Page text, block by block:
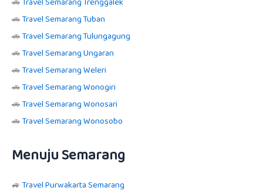
🚗Travel Semarang Tuban
🚗Travel Semarang Tulungagung
🚗Travel Semarang Ungaran
🚗Travel Semarang Weleri
🚗Travel Semarang Wonogiri
🚗Travel Semarang Wonosari
🚗Travel Semarang Wonosobo
Menuju Semarang
🚙 Travel Purwakarta Semarang